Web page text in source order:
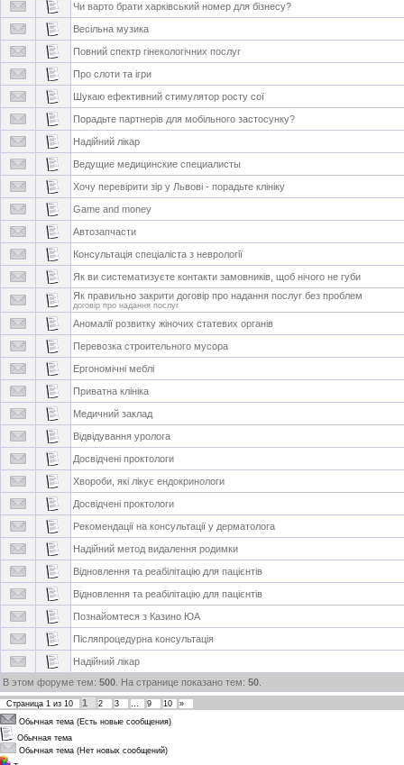
Чи варто брати харківський номер для бізнесу?
Весільна музика
Повний спектр гінекологічних послуг
Про слоти та ігри
Шукаю ефективний стимулятор росту сої
Порадьте партнерів для мобільного застосунку?
Надійний лікар
Ведущие медицинские специалисты
Хочу перевірити зір у Львові - порадьте клініку
Game and money
Автозапчасти
Консультація спеціаліста з неврології
Як ви систематизуєте контакти замовників, щоб нічого не губи
Як правильно закрити договір про надання послуг без проблем
договір про надання послуг
Аномалії розвитку жіночих статевих органів
Перевозка строительного мусора
Ергономічні меблі
Приватна клініка
Медичний заклад
Відвідування уролога
Досвідчені проктологи
Хвороби, які лікує ендокринологи
Досвідчені проктологи
Рекомендації на консультації у дерматолога
Надійний метод видалення родимки
Відновлення та реабілітацію для пацієнтів
Відновлення та реабілітацію для пацієнтів
Познайомтеся з Казино ЮА
Післяпроцедурна консультація
Надійний лікар
В этом форуме тем: 500 . На странице показано тем: 50
Страница 1 из 10 1 2 3 … 9 10
»
Обычная тема (Есть новые сообщения)
Обычная тема
Обычная тема (Нет новых сообщений)